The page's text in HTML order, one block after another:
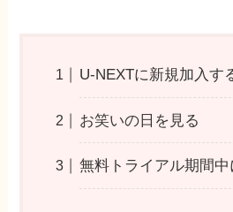
U-NEXTに新規加入す
お笑いの日を見る
無料トライアル期間中